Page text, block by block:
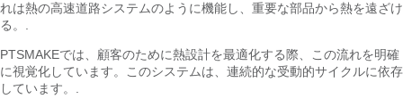
れは熱の高速道路システムのように機能し、重要な部品から熱を遠ざけ
る。.
PTSMAKEでは、顧客のために熱設計を最適化する際、この流れを明確
に視覚化しています。このシステムは、連続的な受動的サイクルに依存
しています。.